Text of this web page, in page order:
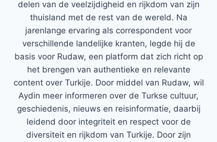
delen van de veelzijdigheid en rijkdom van zijn
thuisland met de rest van de wereld. Na
jarenlange ervaring als correspondent voor
verschillende landelijke kranten, legde hij de
basis voor Rudaw, een platform dat zich richt op
het brengen van authentieke en relevante
content over Turkije. Door middel van Rudaw, wil
Aydin meer informeren over de Turkse cultuur,
geschiedenis, nieuws en reisinformatie, daarbij
leidend door integriteit en respect voor de
diversiteit en rijkdom van Turkije. Door zijn